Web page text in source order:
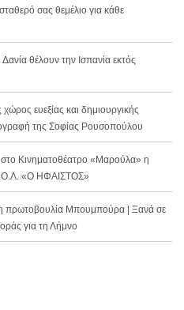
σας θεμέλιο για κάθε
Δανία θέλουν την Ισπανία εκτός
ευεξίας και δημιουργικής
της Σοφίας Ρουσοπούλου
στο Κινηματοθέατρο «Μαρούλα» η
«Ο ΗΦΑΙΣΤΟΣ»
η πρωτοβουλία Μπουμπούρα | Ξανά σε
για τη Λήμνο